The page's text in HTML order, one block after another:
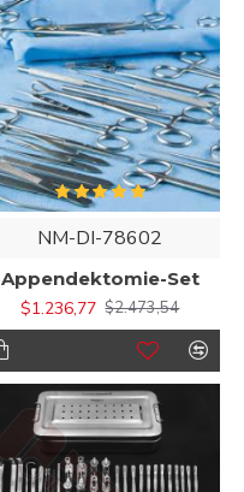
NM-DI-78602
Appendektomie-Set
$1.236,77 $2.473,54